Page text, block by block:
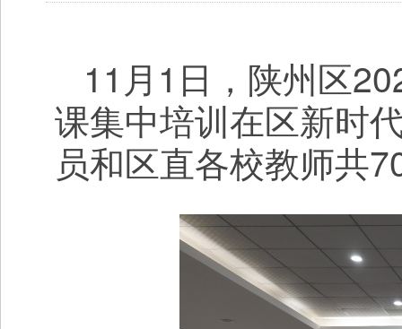
11月1日，陕州区
课集中培训在区新时
员和区直各校教师共